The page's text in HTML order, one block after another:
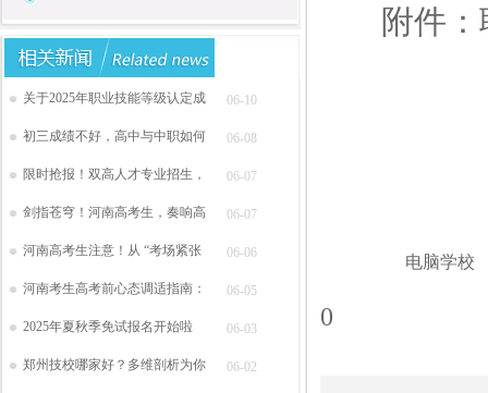
关于2025年职业技能等级认定成 06-10
初三成绩不好，高中与中职如何 06-08
限时抢报！双高人才专业招生， 06-07
剑指苍穹！河南高考生，奏响高 06-07
河南高考生注意！从 “考场紧张 06-06
河南考生高考前心态调适指南： 06-05
2025年夏秋季免试报名开始啦 06-03
郑州技校哪家好？多维剖析为你 06-02
附件：
电脑学校
0